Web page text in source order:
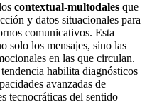
contextual‑multodales que
y datos situacionales para
comunicativos. Esta
solo los mensajes, sino las
en las que circulan.
habilita diagnósticos
avanzadas de
tecnocráticas del sentido